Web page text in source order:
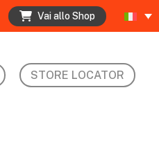
Vai allo Shop
STORE LOCATOR